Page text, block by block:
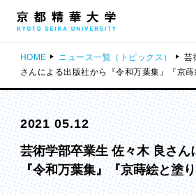
HOME ニュース一覧（トピックス）
芸
さんによる出版社から『令和万葉集』『京
2021 05.12
芸術学部卒業生 佐々木 良さん
『令和万葉集』『京蒔絵と塗